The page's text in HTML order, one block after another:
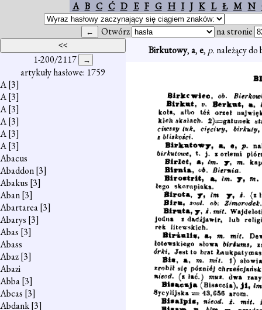
A B C Ć D E F G H I J K L Ł M N
Otwórz na stronie
1-200/2117
artykuły hasłowe: 1759
A[3]
A[3]
A[3]
A[3]
A[3]
A[3]
Abacus
Abaddon[3]
Abakus [3]
Aban[3]
Abartarea[3]
Abarys [3]
Abas [3]
Abass
Abaz[3]
Abazi
Abba[3]
Abcas [3]
Abdank[3]
Birkutowy,a,e, p.należący